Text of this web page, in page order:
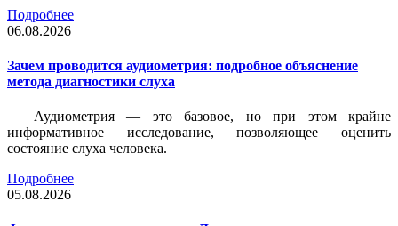
Подробнее
06.08.2026
Зачем проводится аудиометрия: подробное объяснение
метода диагностики слуха
Аудиометрия — это базовое, но при этом крайне
информативное исследование, позволяющее оценить
состояние слуха человека.
Подробнее
05.08.2026